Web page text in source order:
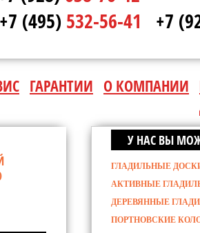
+7 (495) 532-56-41 +7
ГАРАНТИИ О КОМПАНИИ
У НАС ВЫ
ГЛАДИЛЬНЫЕ
АКТИВНЫЕ
ДЕРЕВЯННЫЕ
ПОРТНОВСКИЕ